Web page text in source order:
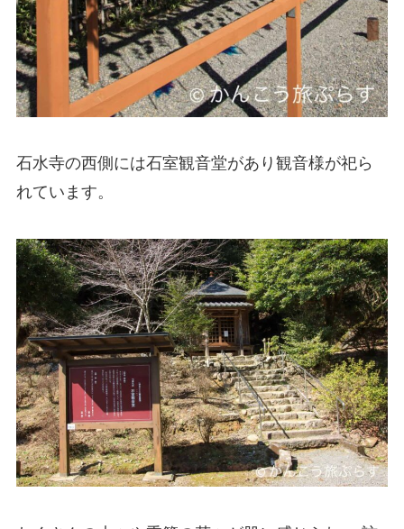
石水寺の西側には石室観音堂があり観音様が祀ら
れています。